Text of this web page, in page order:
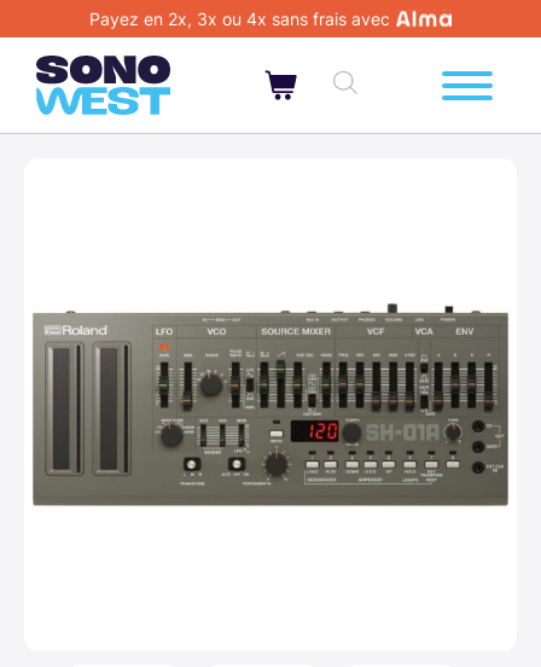
Payez en 2x, 3x ou 4x sans frais avec